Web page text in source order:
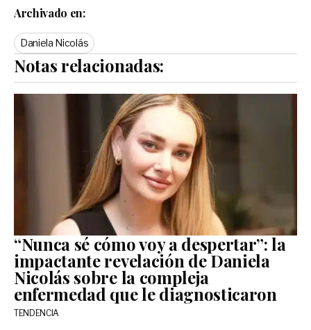
Archivado en:
Daniela Nicolás
Notas relacionadas:
“Nunca sé cómo voy a despertar”: la
impactante revelación de Daniela
Nicolás sobre la compleja
enfermedad que le diagnosticaron
TENDENCIA